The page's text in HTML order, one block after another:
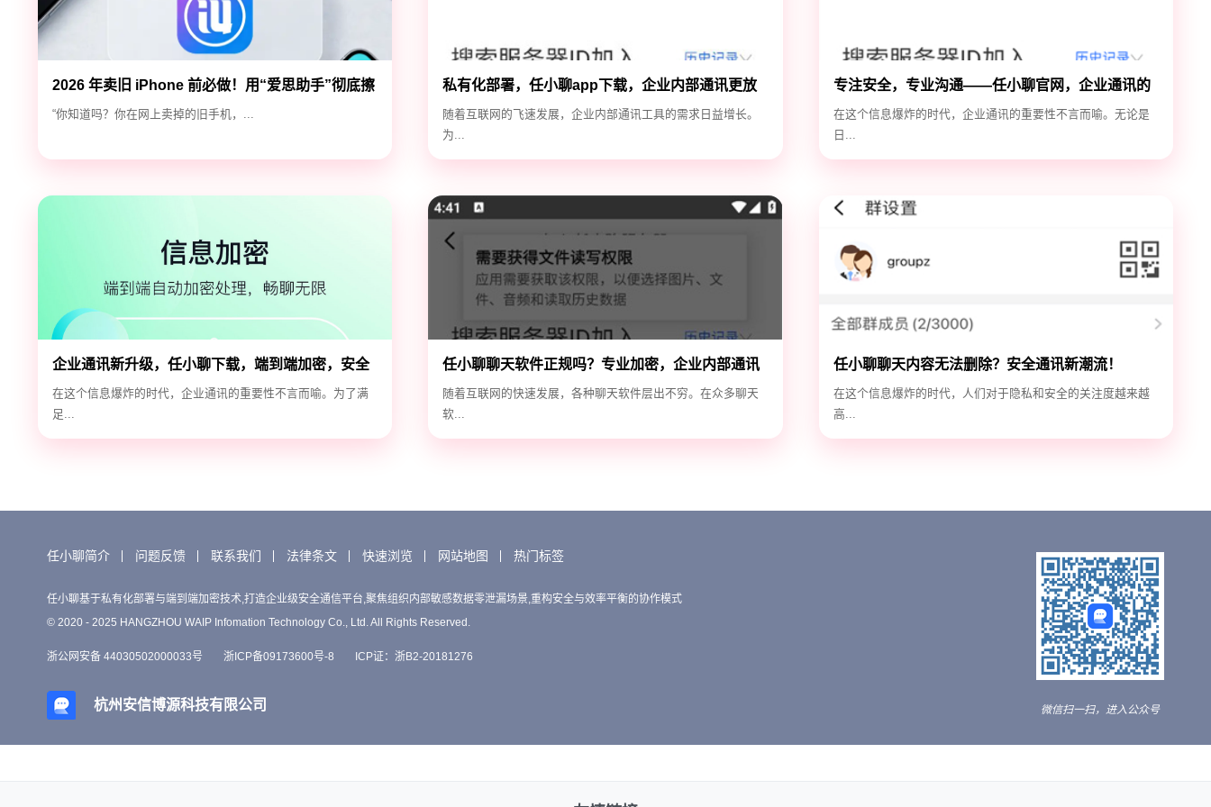
2026 年卖旧 iPhone 前必做！用“爱思助手”彻底擦
除隐私，防止数据泄露
“你知道吗？你在网上卖掉的旧手机，...
私有化部署，任小聊app下载，企业内部通讯更放
心
随着互联网的飞速发展，企业内部通讯工具的需求日益增长。
为...
专注安全，专业沟通——任小聊官网，企业通讯的
安全守护神
在这个信息爆炸的时代，企业通讯的重要性不言而喻。无论是
日...
企业通讯新升级，任小聊下载，端到端加密，安全
高效！
在这个信息爆炸的时代，企业通讯的重要性不言而喻。为了满
足...
任小聊聊天软件正规吗？专业加密，企业内部通讯
首选！
随着互联网的快速发展，各种聊天软件层出不穷。在众多聊天
软...
任小聊聊天内容无法删除？安全通讯新潮流！
在这个信息爆炸的时代，人们对于隐私和安全的关注度越来越
高...
任小聊简介 问题反馈 联系我们 法律条文 快速浏览 网站地图 热门标签
任小聊基于私有化部署与端到端加密技术,打造企业级安全通信平台,聚焦组织内部敏感数据零泄漏场景,重构安全与效率平衡的协作模式
© 2020 - 2025 HANGZHOU WAIP Infomation Technology Co., Ltd. All Rights Reserved.
浙公网安备 44030502000033号 浙ICP备09173600号-8 ICP证：浙B2-20181276
杭州安信博源科技有限公司 微信扫一扫，进入公众号